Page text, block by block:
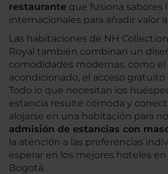
restaurante que fusiona sabores
internacionales para añadir valor
Las habitaciones de NH
Royal también combinan un
comodidades modernas, como el
acondicionado, el acceso gratuito
Todo lo que necesitan los
estancia resulte cómoda y
alojarse en una habitación para
admisión de estancias con
la atención a las preferencias
esperar en los mejores hoteles
Bogotá.